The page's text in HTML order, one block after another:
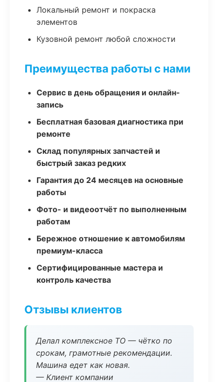
Локальный ремонт и покраска
элементов
Кузовной ремонт любой сложности
Преимущества работы с нами
Сервис в день обращения и онлайн-
запись
Бесплатная базовая диагностика при
ремонте
Склад популярных запчастей и
быстрый заказ редких
Гарантия до 24 месяцев на основные
работы
Фото- и видеоотчёт по выполненным
работам
Бережное отношение к автомобилям
премиум-класса
Сертифицированные мастера и
контроль качества
Отзывы клиентов
Делал комплексное ТО — чётко по
срокам, грамотные рекомендации.
Машина едет как новая.
— Клиент компании